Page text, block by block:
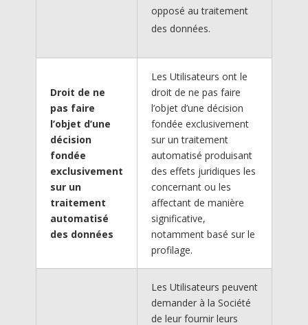
opposé au traitement
des données.
Droit de ne
pas faire
l’objet d’une
décision
fondée
exclusivement
sur un
traitement
automatisé
des données
Les Utilisateurs ont le
droit de ne pas faire
l’objet d’une décision
fondée exclusivement
sur un traitement
automatisé produisant
des effets juridiques les
concernant ou les
affectant de manière
significative,
notamment basé sur le
profilage.
Les Utilisateurs peuvent
demander à la Société
de leur fournir leurs